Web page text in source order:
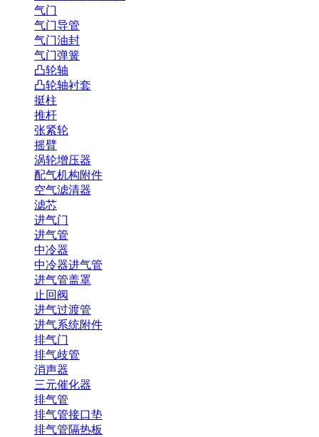
气门
气门导管
气门油封
气门弹簧
凸轮轴
凸轮轴衬套
挺柱
推杆
张紧轮
摇臂
涡轮增压器
配气机构附件
空气滤清器
滤芯
进气门
进气管
中冷器
中冷器进气管
进气管盖罩
止回阀
进气过渡管
进气系统附件
排气门
排气歧管
消声器
三元催化器
排气管
排气管接口垫
排气管隔热板